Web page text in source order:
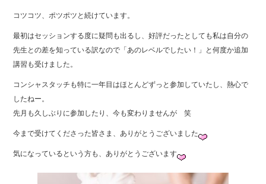
b
o
o
k
コツコツ、ポツポツと続けています。
最初はセッションする度に疑問も出るし、好評だったとしても私は自分の
先生との差を知っている訳なので「あのレベルでしたい！」と何度か追加
講習も受けました。
コンシャスタッチも特に一年目はほとんどずっと参加していたし、熱心で
したねー。
先月も久しぶりに参加したり、今も変わりませんが 笑
今まで受けてくださった皆さま、ありがとうございました
気になっているという方も、ありがとうございます